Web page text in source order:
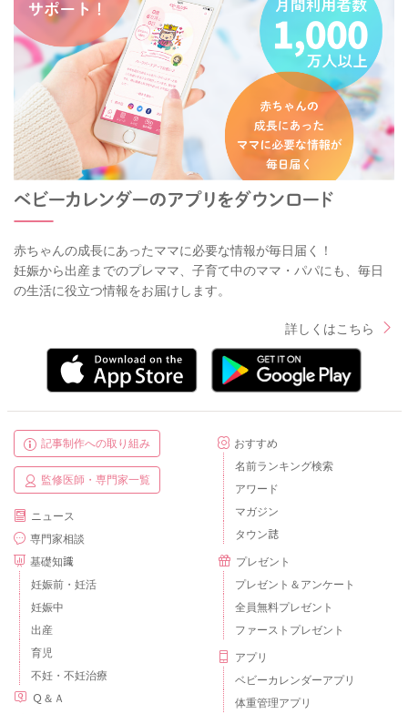
赤ちゃんの成長にあったママに必要な情報が毎日届く！
妊娠から出産までのプレママ、子育て中のママ・パパにも、毎日
の生活に役立つ情報をお届けします。
詳しくはこちら
記事制作への取り組み
監修医師・専門家一覧
ニュース
専門家相談
基礎知識
妊娠前・妊活
妊娠中
出産
育児
不妊・不妊治療
Ｑ＆Ａ
おすすめ
名前ランキング検索
アワード
マガジン
タウン誌
プレゼント
プレゼント＆アンケート
全員無料プレゼント
ファーストプレゼント
アプリ
ベビーカレンダーアプリ
体重管理アプリ